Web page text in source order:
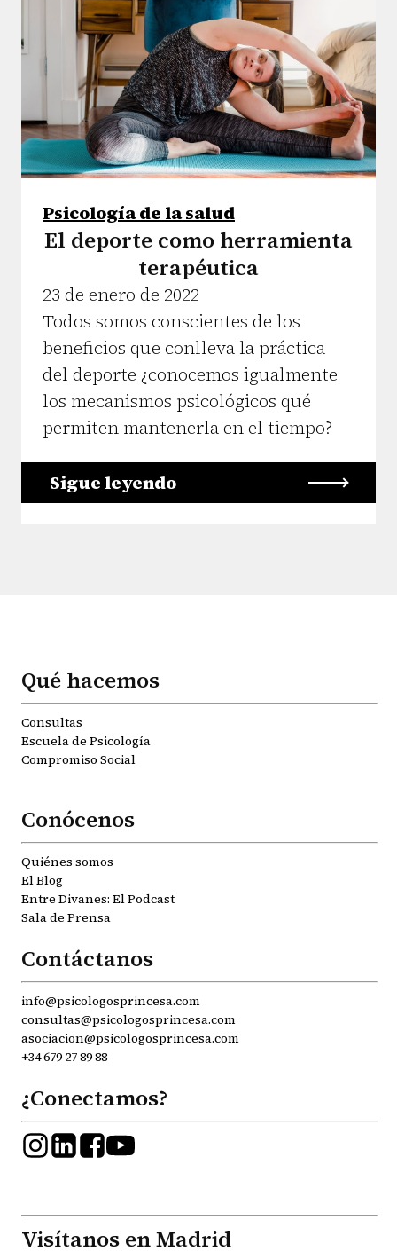
Psicología de la salud
El deporte como herramienta
terapéutica
23 de enero de 2022
Todos somos conscientes de los
beneficios que conlleva la práctica
del deporte ¿conocemos igualmente
los mecanismos psicológicos qué
permiten mantenerla en el tiempo?
Sigue leyendo
Qué hacemos
Consultas
Escuela de Psicología
Compromiso Social
Conócenos
Quiénes somos
El Blog
Entre Divanes: El Podcast
Sala de Prensa
Contáctanos
info@psicologosprincesa.com
consultas@psicologosprincesa.com
asociacion@psicologosprincesa.com
+34 679 27 89 88
¿Conectamos?
Visítanos en Madrid